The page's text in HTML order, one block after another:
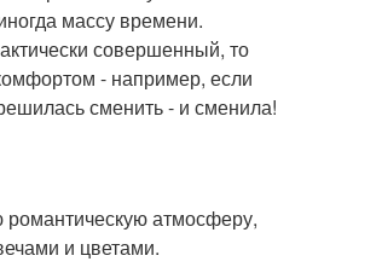
массу времени.
совершенный, то
- например, если
сменить - и сменила!
романтическую атмосферу,
и цветами.